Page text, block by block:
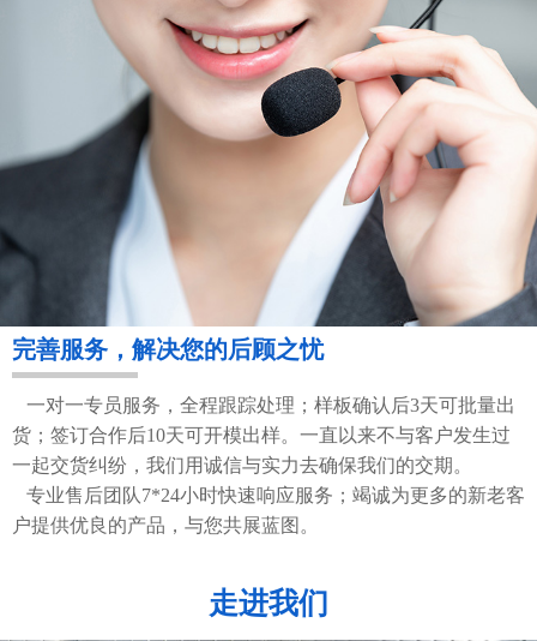
完善服务，解决您的后顾之忧
一对一专员服务，全程跟踪处理；样板确认后3天可批量出
货；签订合作后10天可开模出样。一直以来不与客户发生过
一起交货纠纷，我们用诚信与实力去确保我们的交期。
专业售后团队7*24小时快速响应服务；竭诚为更多的新老客
户提供优良的产品，与您共展蓝图。
走进我们